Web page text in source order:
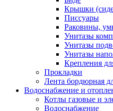
Крышки
Писсуары
Раковины,
Унитазы
Унитазы
Унитазы
Крепления
Прокладки
Лента бордюрная
Водоснабжение и
Котлы газовые и
Водоснабжение